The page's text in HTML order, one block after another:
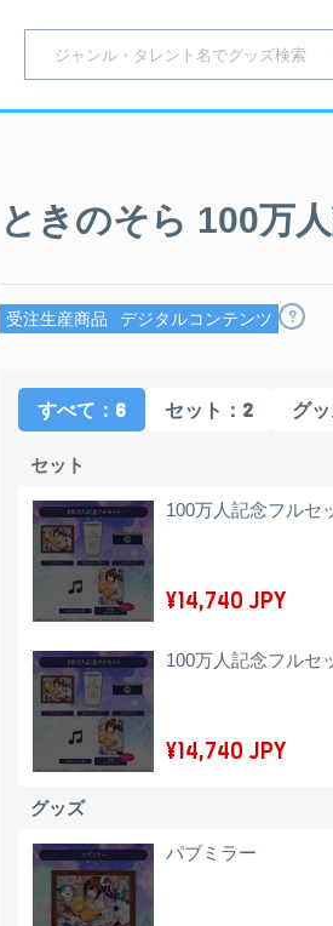
ときのそら 100万
受注生産商品 デジタルコンテンツ ?
すべて ：6 セット ：2 グ
セット
100万人記念フルセ
¥14,740 JPY
100万人記念フルセ
¥14,740 JPY
グッズ
パブミラー